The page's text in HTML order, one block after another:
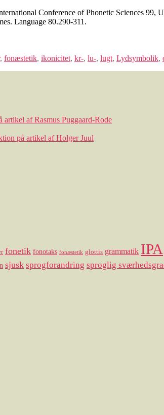
Conference of Phonetic Sciences 99,
Language 80.290-311.
, fonæstetik, ikonicitet, kr-, lu-, lugt, Lydsymbolik,
af Rasmus Puggaard-Rode
på artikel af Holger Juul
fonetik fonotaks fonæstetik glottis grammatik IPA
sjusk sprogforandring sproglig